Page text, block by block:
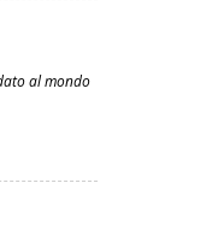
al mondo